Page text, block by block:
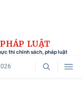
LUẬT
thi chính sách, pháp luật